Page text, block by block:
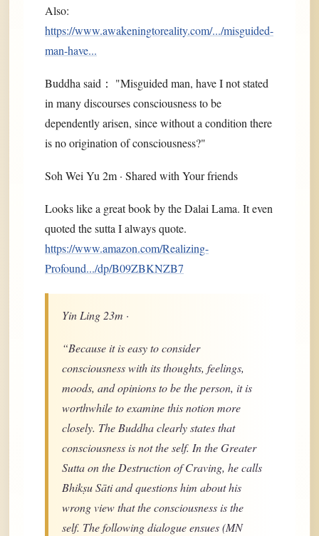
Also:
https://www.awakeningtoreality.com/.../misguided-
man-have...
Buddha said： "Misguided man, have I not stated
in many discourses consciousness to be
dependently arisen, since without a condition there
is no origination of consciousness?"
Soh Wei Yu 2m · Shared with Your friends
Looks like a great book by the Dalai Lama. It even
quoted the sutta I always quote.
https://www.amazon.com/Realizing-
Profound.../dp/B09ZBKNZB7
Yin Ling 23m ·
“Because it is easy to consider
consciousness with its thoughts, feelings,
moods, and opinions to be the person, it is
worthwhile to examine this notion more
closely. The Buddha clearly states that
consciousness is not the self. In the Greater
Sutta on the Destruction of Craving, he calls
Bhikṣu Sāti and questions him about his
wrong view that the consciousness is the
self. The following dialogue ensues (MN